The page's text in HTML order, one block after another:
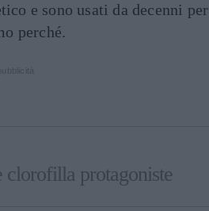
e sono usati da decenni per
perché.
clorofilla protagoniste